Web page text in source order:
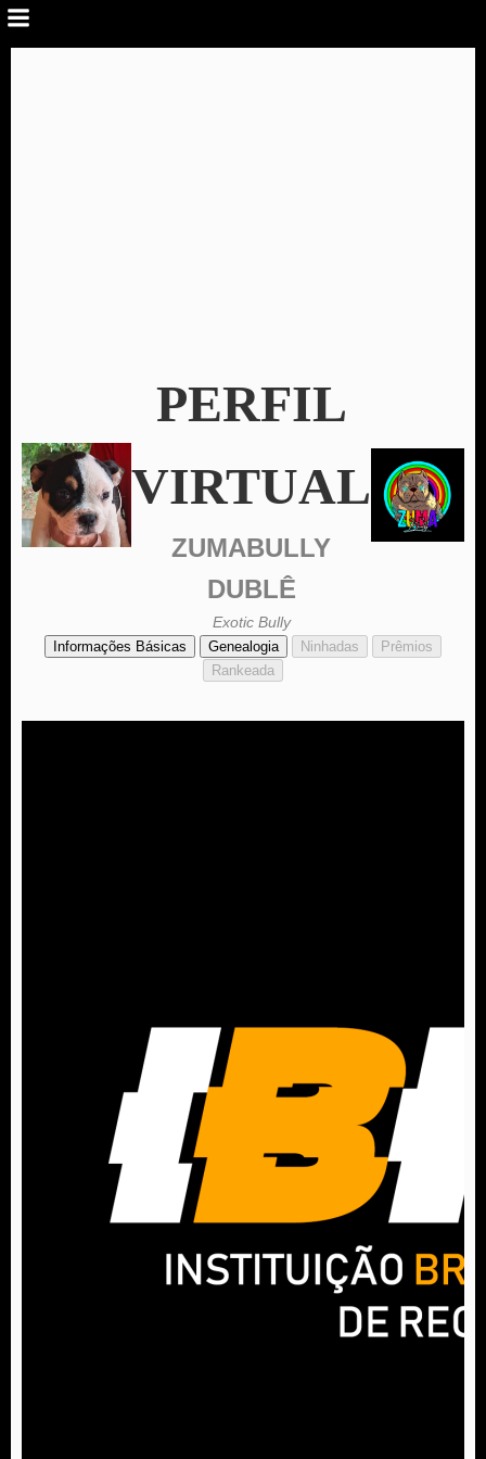
PERFIL
VIRTUAL
ZUMABULLY
DUBLÊ
Exotic Bully
Informações Básicas Genealogia Ninhadas
Prêmios
Rankeada